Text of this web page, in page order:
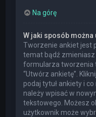
Na górę
W jaki sposób można
Tworzenie ankiet jest
temat bądź
formularza tworzenia
“Utwórz ankietę”.
podaj tytuł ankiety i
należy wpisać w
tekstowego. Możesz
użytkownik może